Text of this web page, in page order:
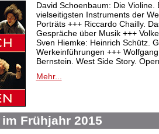
David Schoenbaum: Die Violine.
vielseitigsten Instruments der
Porträts +++ Riccardo Chailly.
Gespräche über Musik +++
Sven Hiemke: Heinrich Schütz.
Werkeinführungen +++
Bernstein. West Side Story.
Mehr...
Frühjahr 2015